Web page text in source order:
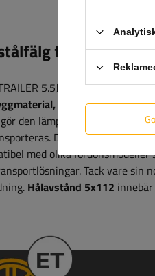
för
5.5Jx14"H2 trailerär
större laster,
den lämplig för
Det är ett pålitligt
med olika
Tack vare sin
. Hålavstånd 5x112